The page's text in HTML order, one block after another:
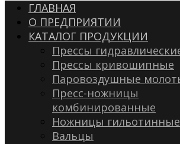
ГЛАВНАЯ
О ПРЕДПРИЯТИИ
КАТАЛОГ ПРОДУКЦИИ
Прессы
Прессы кривошипные
Паровоздушные
Пресс-ножницы
комбинированные
Ножницы гильотинные
Вальцы